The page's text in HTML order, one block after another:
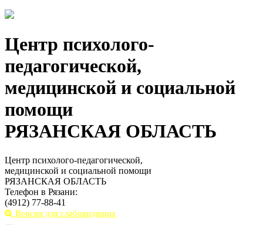
Центр психолого-
педагогической,
медицинской и социальной
помощи
РЯЗАНСКАЯ ОБЛАСТЬ
Центр психолого-педагогической,
медицинской и социальной помощи
РЯЗАНСКАЯ ОБЛАСТЬ
Телефон в Рязани:
(4912) 77-88-41
Версия для слабовидящих